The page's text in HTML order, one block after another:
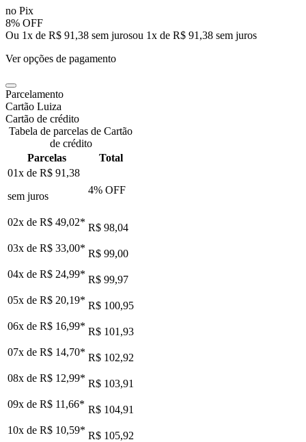
no Pix
8% OFF
Ou 1x de R$ 91,38 sem jurosou 1x de R$ 91,38 sem juros
Ver opções de pagamento
Parcelamento
Cartão Luiza
Cartão de crédito
Tabela de parcelas de Cartão
de crédito
Parcelas
Total
01x de R$ 91,38
sem juros
4% OFF
02x de R$ 49,02* R$ 98,04
03x de R$ 33,00* R$ 99,00
04x de R$ 24,99* R$ 99,97
05x de R$ 20,19* R$ 100,95
06x de R$ 16,99* R$ 101,93
07x de R$ 14,70* R$ 102,92
08x de R$ 12,99* R$ 103,91
09x de R$ 11,66* R$ 104,91
10x de R$ 10,59* R$ 105,92